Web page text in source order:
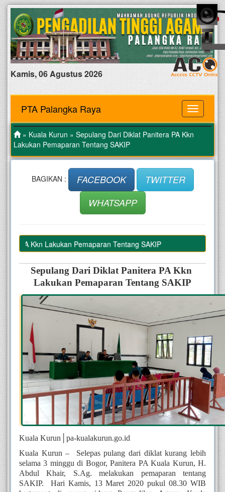
Kamis, 06 Agustus 2026
MENU
PTA Palangka Raya
» Kuala Kurun » Sepulang Dari Diklat Panitera PA Kkn
Lakukan Pemaparan Tentang SAKIP
BAGIKAN : FACEBOOK
TWITTER
WHATSAPP
PA Kkn Lakukan Pemaparan Tentang SAKIP
Sepulang Dari Diklat Panitera PA Kkn
Lakukan Pemaparan Tentang SAKIP
Kuala Kurun│pa-kualakurun.go.id
Kuala Kurun –  Selepas pulang dari diklat kurang lebih
selama 3 minggu di Bogor, Panitera PA Kuala Kurun, H.
Abdul Khair, S.Ag. melakukan pemaparan tentang
SAKIP.  Hari Kamis, 13 Maret 2020 pukul 08.30 WIB